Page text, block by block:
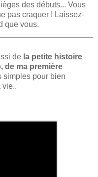
des débuts... Vous
pas craquer ! Laissez-
que vous.
de la petite histoire
de ma première
simples pour bien
vie..